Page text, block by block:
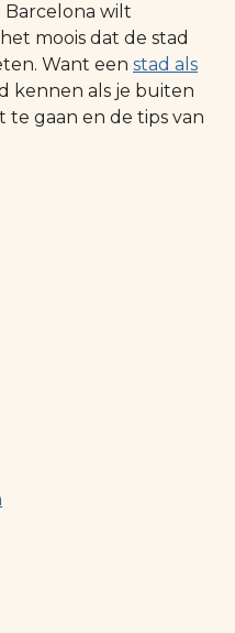
Barcelona wilt
moois dat de stad
Want een stad als
kennen als je buiten
gaan en de tips van